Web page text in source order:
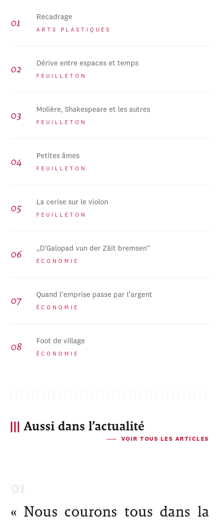
Recadrage
ARTS PLASTIQUES
Dérive entre espaces et temps
FEUILLETON
Molière, Shakespeare et les autres
FEUILLETON
Petites âmes
FEUILLETON
La cerise sur le violon
FEUILLETON
„D’Galopad vun der Zäit bremsen“
ÉCONOMIE
Quand l’emprise passe par l’argent
ÉCONOMIE
Foot de village
ÉCONOMIE
Aussi dans l’actualité
VOIR TOUS LES ARTICLES
« Nous courons tous dans la